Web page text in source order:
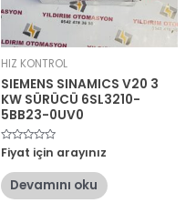
HIZ KONTROL
SIEMENS SINAMICS V20 3
KW SÜRÜCÜ 6SL3210-
5BB23-0UV0
5
üzerinden
oy
aldı
Fiyat için arayınız
Devamını oku